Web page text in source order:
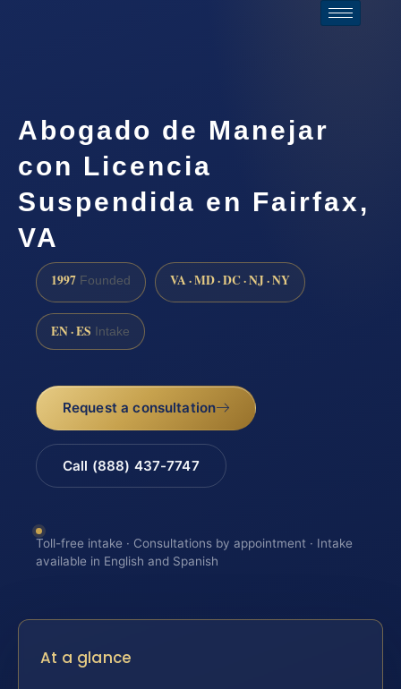
Abogado de Manejar
con Licencia
Suspendida en Fairfax,
VA
1997 Founded VA · MD · DC · NJ · NY
EN · ES Intake
Request a consultation
Call (888) 437-7747
Toll-free intake · Consultations by appointment · Intake
available in English and Spanish
At a glance